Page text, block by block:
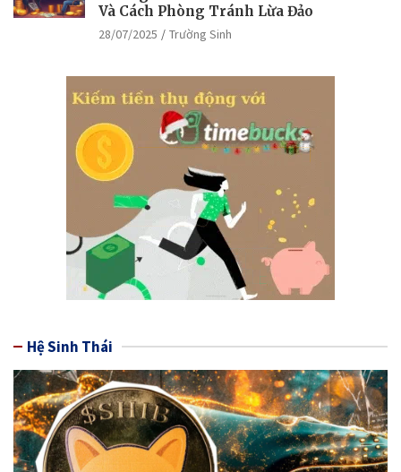
Và Cách Phòng Tránh Lừa Đảo
28/07/2025 Trường Sinh
Hệ Sinh Thái